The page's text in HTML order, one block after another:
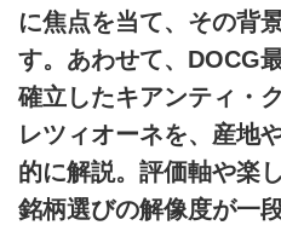
に焦点を当て、その背
す。あわせて、DOCG
確立したキアンティ・
レツィオーネを、産地
的に解説。評価軸や楽
銘柄選びの解像度が一